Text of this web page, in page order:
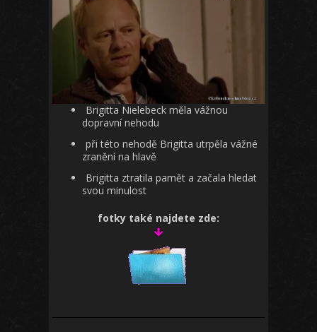
Brigitta Nielebeck měla vážnou
dopravní nehodu
při této nehodě Brigitta utrpěla vážné
zranění na hlavě
Brigitta ztratila pamět a začala hledat
svou minulost
fotky také najdete zde: